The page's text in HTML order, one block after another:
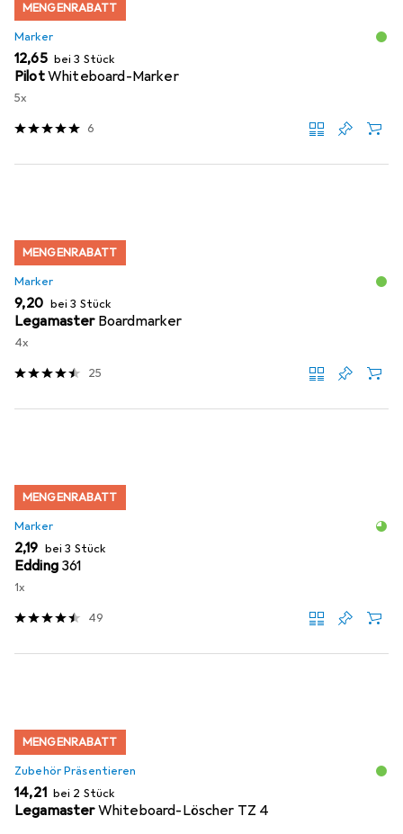
MENGENRABATT
Marker
EUR
12,65 bei 3 Stück
PilotWhiteboard-Marker
5x
6
MENGENRABATT
Marker
EUR
9,20 bei 3 Stück
Legamaster Boardmarker
4x
25
MENGENRABATT
Marker
EUR
2,19 bei 3 Stück
Edding 361
1x
49
MENGENRABATT
Zubehör Präsentieren
EUR
14,21 bei 2 Stück
LegamasterWhiteboard-Löscher TZ 4